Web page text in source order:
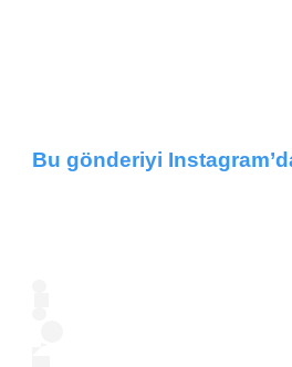
Bu gönderiyi